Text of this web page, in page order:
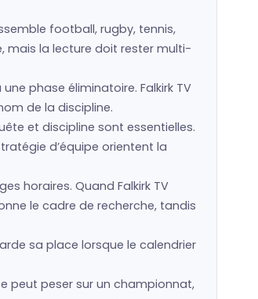
football, rugby, tennis,
mais la lecture doit rester multi-
phase éliminatoire. Falkirk TV
de la discipline.
et discipline sont essentielles.
d’équipe orientent la
horaires. Quand Falkirk TV
le cadre de recherche, tandis
sa place lorsque le calendrier
peut peser sur un championnat,